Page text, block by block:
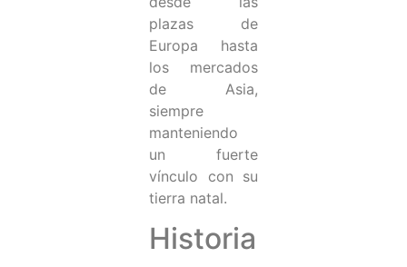
plazas de
Europa hasta
los mercados
de Asia,
siempre
manteniendo
un fuerte
vínculo con su
tierra natal.
Historia